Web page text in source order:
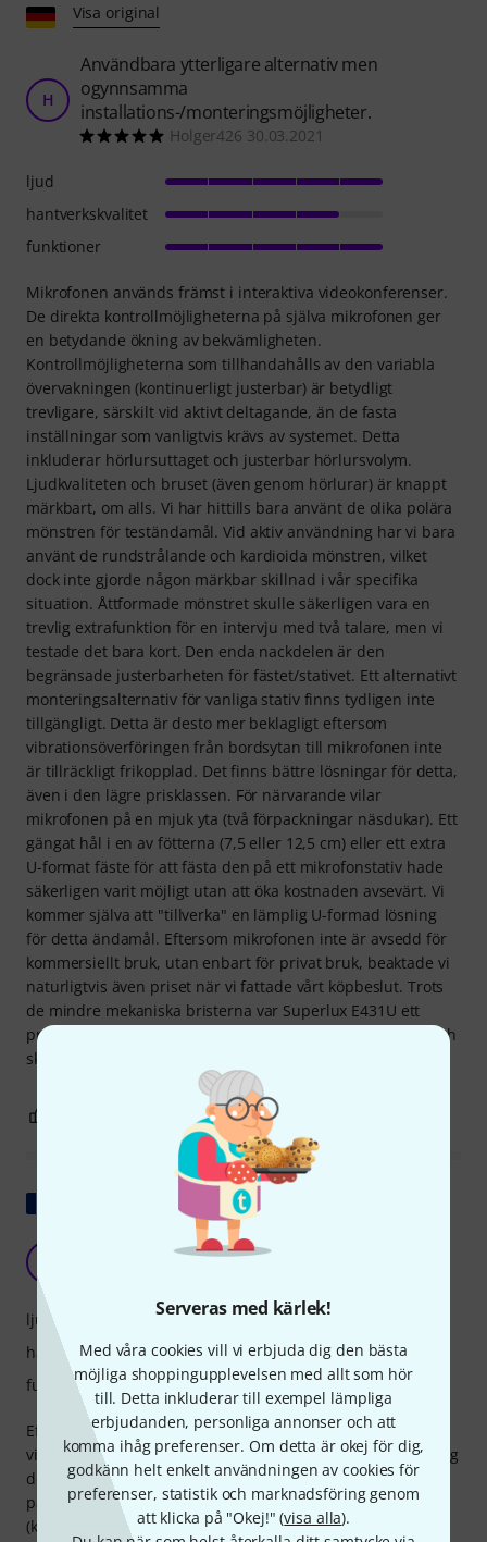
Serveras med kärlek!
Med våra cookies vill vi erbjuda dig den bästa
möjliga shoppingupplevelsen med allt som hör
till. Detta inkluderar till exempel lämpliga
erbjudanden, personliga annonser och att
komma ihåg preferenser. Om detta är okej för dig,
godkänn helt enkelt användningen av cookies för
preferenser, statistik och marknadsföring genom
att klicka på "Okej!" (visa alla).
Visa original
H
Användbara ytterligare alternativ men
ogynnsamma
installations-/monteringsmöjligheter.
Holger426 30.03.2021
Mikrofonen används främst i interaktiva videokonferenser.
De direkta kontrollmöjligheterna på själva mikrofonen ger
en betydande ökning av bekvämligheten.
Kontrollmöjligheterna som tillhandahålls av den variabla
övervakningen (kontinuerligt justerbar) är betydligt
trevligare, särskilt vid aktivt deltagande, än de fasta
inställningar som vanligtvis krävs av systemet. Detta
inkluderar hörlursuttaget och justerbar hörlursvolym.
Ljudkvaliteten och bruset (även genom hörlurar) är knappt
märkbart, om alls. Vi har hittills bara använt de olika polära
mönstren för teständamål. Vid aktiv användning har vi bara
använt de rundstrålande och kardioida mönstren, vilket
dock inte gjorde någon märkbar skillnad i vår specifika
situation. Åttformade mönstret skulle säkerligen vara en
trevlig extrafunktion för en intervju med två talare, men vi
testade det bara kort. Den enda nackdelen är den
begränsade justerbarheten för fästet/stativet. Ett alternativt
monteringsalternativ för vanliga stativ finns tydligen inte
tillgängligt. Detta är desto mer beklagligt eftersom
vibrationsöverföringen från bordsytan till mikrofonen inte
är tillräckligt frikopplad. Det finns bättre lösningar för detta,
även i den lägre prisklassen. För närvarande vilar
mikrofonen på en mjuk yta (två förpackningar näsdukar). Ett
gängat hål i en av fötterna (7,5 eller 12,5 cm) eller ett extra
U-format fäste för att fästa den på ett mikrofonstativ hade
säkerligen varit möjligt utan att öka kostnaden avsevärt. Vi
kommer själva att "tillverka" en lämplig U-formad lösning
för detta ändamål. Eftersom mikrofonen inte är avsedd för
kommersiellt bruk, utan enbart för privat bruk, beaktade vi
naturligtvis även priset när vi fattade vårt köpbeslut. Trots
de mindre mekaniska bristerna var Superlux E431U ett
prisvärt val. Vi är mycket nöjda med mikrofonen överlag och
skulle köpa den igen.
ljud
hantverkskvalitet
funktioner
ANMÄL RECENSION
En bra första mikrofon
Eftersom jag behövde hålla
videokonferensträningssessioner under lockdown, köpte jag
den här mikrofonen till ett rimligt pris, särskilt med tanke
på dess funktioner: omkopplingsbart polarmönster
(kardioid/åtta/rundstrålande) justerbart direkt på
ljud
hantverkskvalitet
funktioner